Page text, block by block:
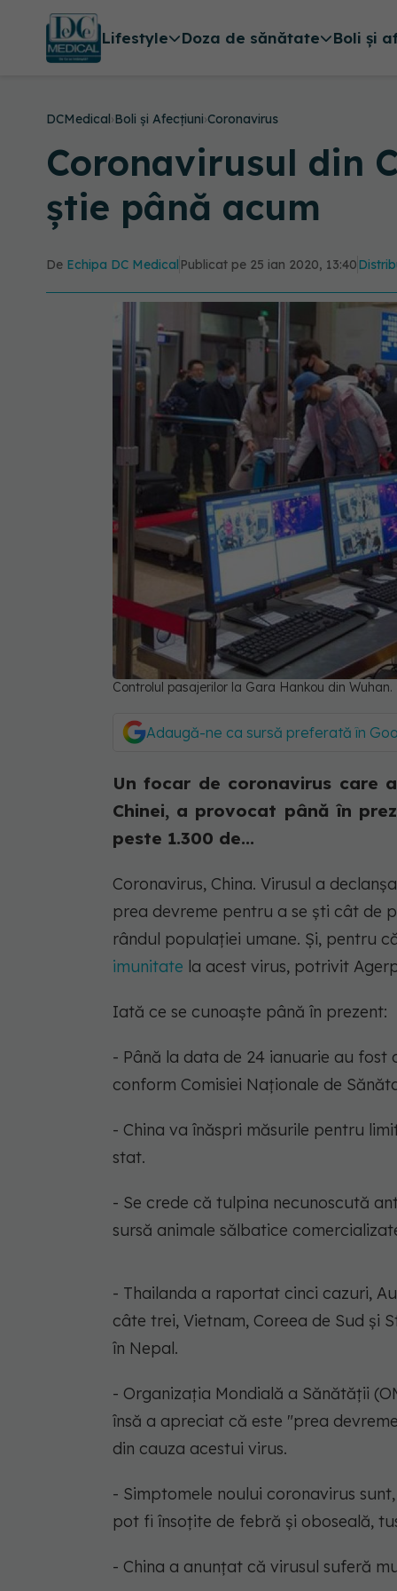
Lifestyle Doza de sănătate Boli și
DCMedical›Boli și Afecțiuni›Coronavirus
Coronavirusul din
știe până acum
De Echipa DC Medical Publicat pe 25 ian 2020, 13:40
Controlul pasajerilor la Gara Hankou din Wuhan.
Adaugă-ne ca sursă preferată în
Un focar de coronavirus care
Chinei, a provocat până în
peste 1.300 de...
Coronavirus, China. Virusul a
prea devreme pentru a se şti cât de
rândul populaţiei umane. Şi, pentru
imunitate la acest virus, potrivit
Iată ce se cunoaşte până în prezent:
- Până la data de 24 ianuarie au fost
conform Comisiei Naţionale de
- China va înăspri măsurile pentru
stat.
- Se crede că tulpina necunoscută
sursă animale sălbatice
- Thailanda a raportat cinci cazuri,
câte trei, Vietnam, Coreea de Sud şi
în Nepal.
- Organizaţia Mondială a Sănătăţii
însă a apreciat că este "prea
din cauza acestui virus.
- Simptomele noului coronavirus
pot fi însoţite de febră şi oboseală,
- China a anunţat că virusul suferă